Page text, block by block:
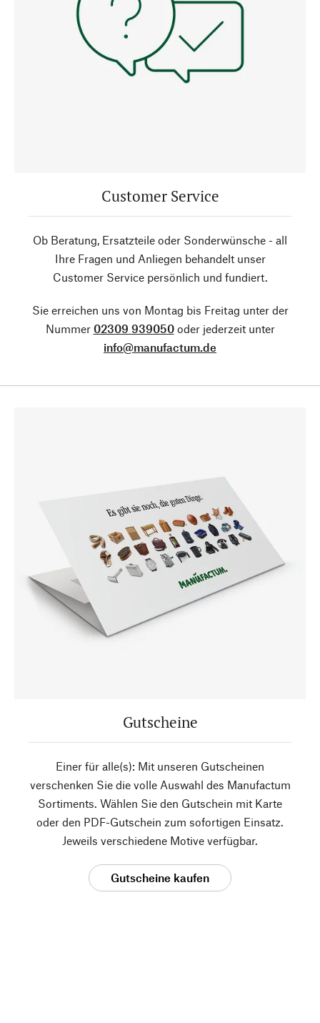
Customer Service
Ob Beratung, Ersatzteile oder Sonderwünsche - all
Ihre Fragen und Anliegen behandelt unser
Customer Service persönlich und fundiert.
Sie erreichen uns von Montag bis Freitag unter der
Nummer 02309 939050oder jederzeit unter
info@manufactum.de
Gutscheine
Einer für alle(s): Mit unseren Gutscheinen
verschenken Sie die volle Auswahl des Manufactum
Sortiments. Wählen Sie den Gutschein mit Karte
oder den PDF-Gutschein zum sofortigen Einsatz.
Jeweils verschiedene Motive verfügbar.
Gutscheine kaufen